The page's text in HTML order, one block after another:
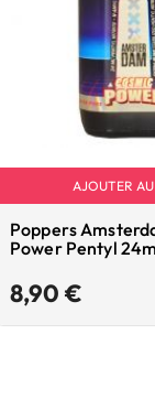
AJOUTER
Poppers
Power Pentyl
8,90 €Prix